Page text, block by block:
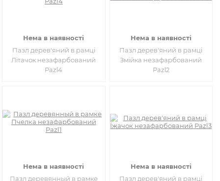
Нема в наявності
Пазл дерев'яний в рамці
Літачок незафарбований
Pazl4
Нема в наявності
Пазл дерев'яний в рамці
Змійка незафарбований
Pazl2
Нема в наявності
Пазл деревянный в рамке
Нема в наявності
Пазл дерев'яний в рамці